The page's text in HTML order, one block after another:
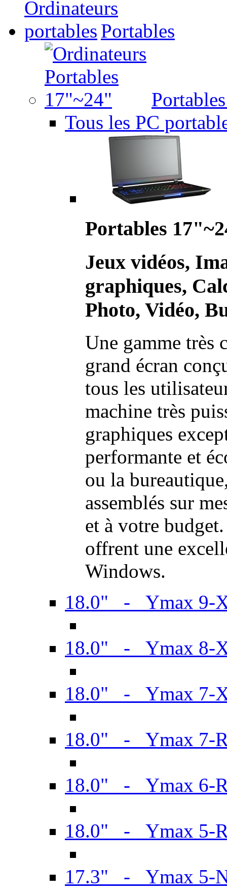
Portables
Tous les PC
Portables
Jeux vidéos,
graphiques,
Photo, Vidéo,
Une gamme très
grand écran
tous les
machine très
graphiques
performante et
ou la
assemblés sur
et à votre
offrent une
Windows.
18.0" - Ymax 9-
18.0" - Ymax 8-
18.0" - Ymax 7-
18.0" - Ymax 7-
18.0" - Ymax 6-
18.0" - Ymax 5-
17.3" - Ymax 5-